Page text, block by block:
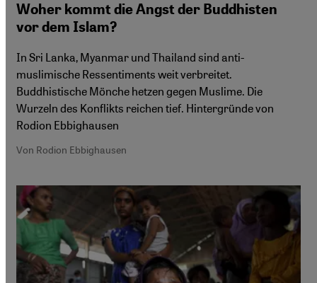
Woher kommt die Angst der Buddhisten
vor dem Islam?
In Sri Lanka, Myanmar und Thailand sind anti-
muslimische Ressentiments weit verbreitet.
Buddhistische Mönche hetzen gegen Muslime. Die
Wurzeln des Konflikts reichen tief. Hintergründe von
Rodion Ebbighausen
Von Rodion Ebbighausen